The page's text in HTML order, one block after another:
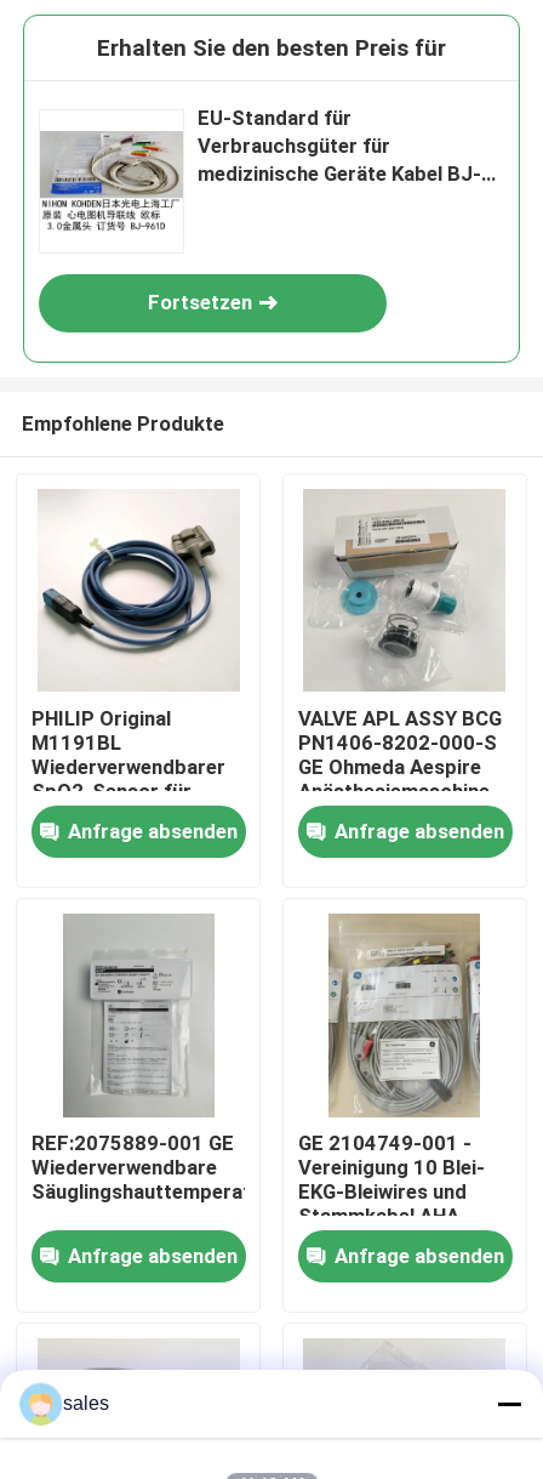
Zu Hause
Produkte
Über uns
Werksbesichtigung
Qualitätskontrolle
Kontakt mit uns
Teile für Patientenmonitore
Erhalten Sie den besten Preis für
EU-Standard für
Verbrauchsgüter für
medizinische Geräte Kabel BJ-
Fortsetzen
Empfohlene Produkte
PHILIP Original
M1191BL
Wiederverwendbarer
SpO2-Sensor für
Erwachsene (3m)
REF:989803144381
Anfrage absenden
VALVE APL ASSY BCG
PN1406-8202-000-S
GE Ohmeda Aespire
Anästhesiemaschine
Aestiva Modell APL-
Ventil, ohne
Basisversion
Anfrage absenden
REF:2075889-001 GE
Wiederverwendbare
Säuglingshauttemperatursonde
Anfrage absenden
GE 2104749-001 -
Vereinigung 10 Blei-
EKG-Bleiwires und
Stammkabel,AHA
Anfrage absenden
sales